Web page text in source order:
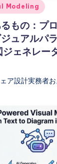
Modeling
もの：プ
ュアルパ
ェネレー
ア設計実務者